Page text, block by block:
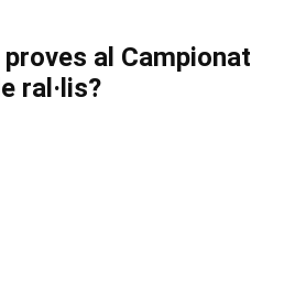
al Campionat
ral·lis?